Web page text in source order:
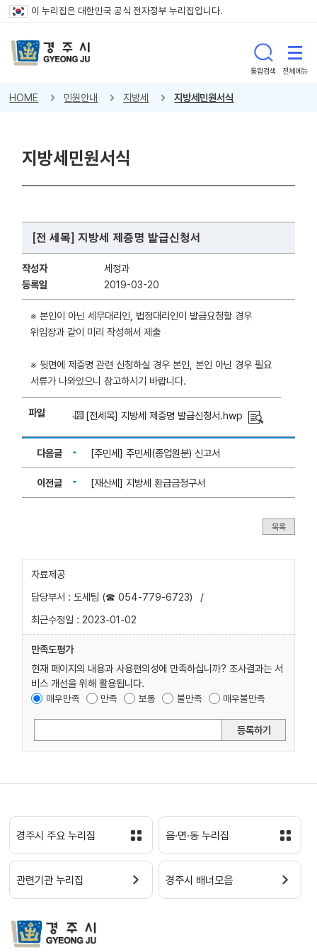
이 누리집은 대한민국 공식 전자정부 누리집입니다.
통합검색 전체메뉴
HOME 민원안내 지방세 지방세민원서식
지방세민원서식
[전 세목] 지방세 제증명 발급신청서
작성자
세정과
등록일
2019-03-20
※ 본인이 아닌 세무대리인, 법정대리인이 발급요청할 경우
위임장과 같이 미리 작성해서 제출
※ 뒷면에 제증명 관련 신청하실 경우 본인, 본인 아닌 경우 필요
서류가 나와있으니 참고하시기 바랍니다.
파일 [전세목] 지방세 제증명 발급신청서.hwp
다음글 [주민세] 주민세(종업원분) 신고서
이전글 [재산세] 지방세 환급금청구서
목록
자료제공
담당부서 : 도세팀 (☎ 054-779-6723)
/
최근수정일 : 2023-01-02
만족도평가
현재 페이지의 내용과 사용편의성에 만족하십니까? 조사결과는 서
비스 개선을 위해 활용됩니다.
매우만족 만족 보통 불만족 매우불만족
등록하기
경주시 주요 누리집 읍·면·동 누리집
관련기관 누리집 경주시 배너모음